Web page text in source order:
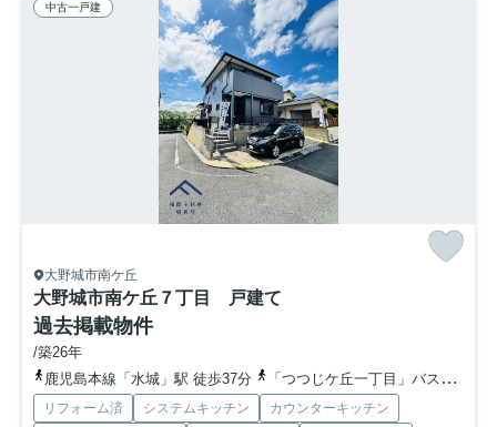
中古一戸建
大野城市南ケ丘
大野城市南ケ丘７丁目 戸建て
過去掲載物件
/築26年
鹿児島本線「水城」駅 徒歩37分
「つつじケ丘一丁目」バス停下車 徒歩4分
リフォーム済 システムキッチン カウンターキッチン